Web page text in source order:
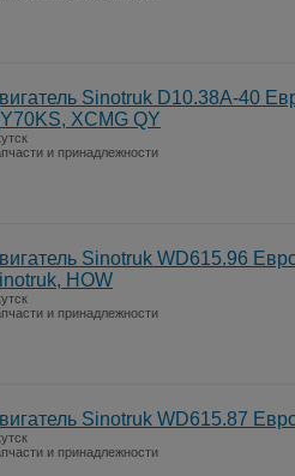
Sinotruk D10.38A-40
XCMG QY
и принадлежности
Sinotruk WD615.96
HOW
и принадлежности
Sinotruk WD615.87
и принадлежности